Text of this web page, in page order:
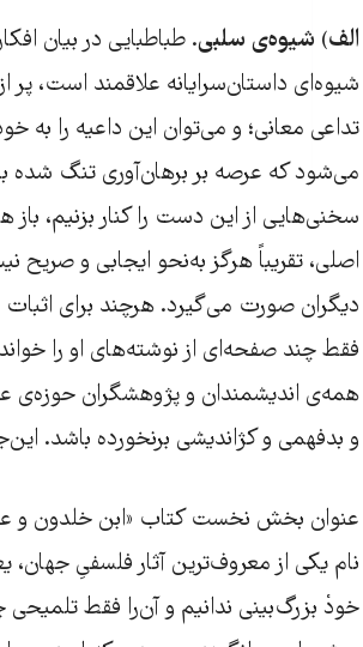
الف) شیوه‌ی سلبی. طباطبایی در بیان
شیوه‌ای داستان‌سرایانه علاقمند است،
تداعی معانی؛ و می‌توان این داعیه را به
سخنی‌هایی از این دست را کنار بزنیم،
اصلی، تقریباً هرگز به‌نحو ایجابی و صریح
دیگران صورت می‌گیرد. هرچند برای
فقط چند صفحه‌ای از نوشته‌های او را خوانده
همه‌ی اندیشمندان و پژوهشگران حوزه‌ی
و بدفهمی و کژاندیشی برنخورده باشد.
عنوان بخش نخست کتاب «ابن خلدون و
نام یکی از معروف‌ترین آثار فلسفیِ
خودْ بزرگ‌بینی ندانیم و آن‌را فقط